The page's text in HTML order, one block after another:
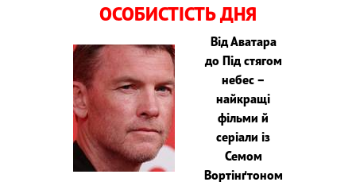
ОСОБИСТІСТЬ ДНЯ
Від Аватара
до Під стягом
небес –
найкращі
фільми й
серіали із
Семом
Вортінґтоном